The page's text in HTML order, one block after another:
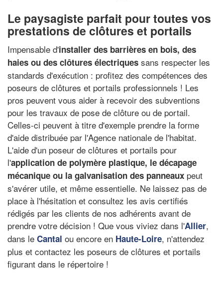
Le paysagiste parfait pour toutes vos
prestations de clôtures et portails
Impensable d'installer des barrières en bois, des
haies ou des clôtures électriques sans respecter les
standards d'exécution : profitez des compétences des
poseurs de clôtures et portails professionnels ! Les
pros peuvent vous aider à recevoir des subventions
pour les travaux de pose de clôture ou de portail.
Celles-ci peuvent à titre d'exemple prendre la forme
d'aide distribuée par l'Agence nationale de l'habitat.
L'aide d'un poseur de clôtures et portails pour
l'application de polymère plastique, le décapage
mécanique ou la galvanisation des panneaux peut
s'avérer utile, et même essentielle. Ne laissez pas de
place à l'hésitation et consultez les avis certifiés
rédigés par les clients de nos adhérents avant de
prendre votre décision ! Que vous viviez dans l'Allier,
dans le Cantal ou encore en Haute-Loire, n'attendez
plus et contactez les poseurs de clôtures et portails
figurant dans le répertoire !